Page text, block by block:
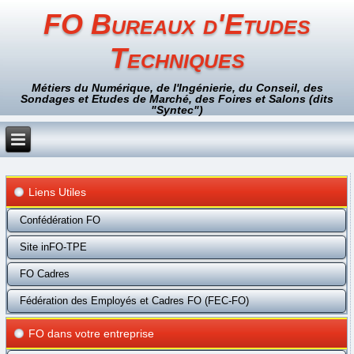
FO Bureaux d'Etudes
Techniques
Métiers du Numérique, de l'Ingénierie, du Conseil, des
Sondages et Etudes de Marché, des Foires et Salons (dits
"Syntec")
Liens Utiles
Confédération FO
Site inFO-TPE
FO Cadres
Fédération des Employés et Cadres FO (FEC-FO)
FO dans votre entreprise